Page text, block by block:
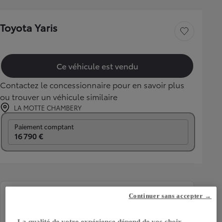
Toyota Yaris Sauvegarder le
Ce véhicule est vendu
Contactez le concessionnaire pour en savoir plus
ou trouver un véhicule similaire
LA MOTTE CHAMBERY
Paiement comptant
16 790 €
KilométrageContinuer sans accepter →